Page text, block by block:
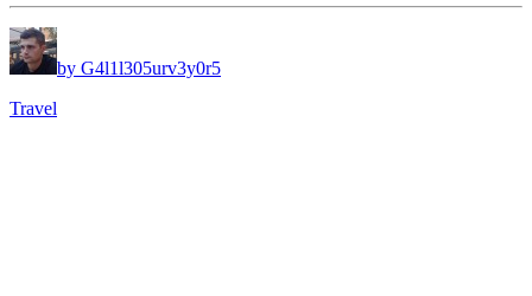
by G4l1l305urv3y0r5
Travel